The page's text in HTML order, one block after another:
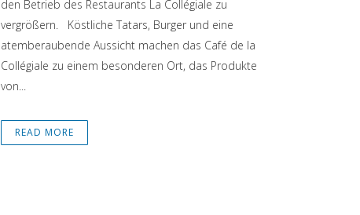
den Betrieb des Restaurants La Collégiale zu
vergrößern. Köstliche Tatars, Burger und eine
atemberaubende Aussicht machen das Café de la
Collégiale zu einem besonderen Ort, das Produkte
von...
READ MORE